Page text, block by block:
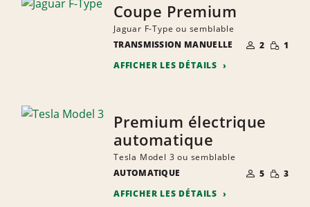
Coupe Premium
Jaguar F-Type ou semblable
TRANSMISSION MANUELLE
NOMBRE DE
PERSONNES
2 RÉDUITE
1
AFFICHER LES DÉTAILS
Premium électrique
automatique
Tesla Model 3 ou semblable
AUTOMATIQUE
NOMBRE DE
PERSONNES
5 RÉDUITE
3
AFFICHER LES DÉTAILS